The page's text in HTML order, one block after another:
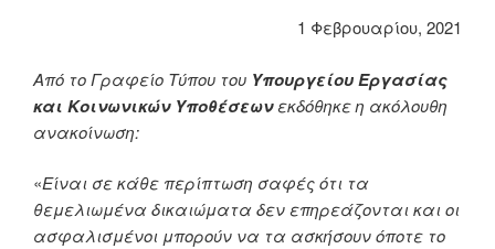
1 Φεβρουαρίου, 2021
Από το Γραφείο Τύπου του Υπουργείου Εργασίας
και Κοινωνικών Υποθέσεωνεκδόθηκε η ακόλουθη
ανακοίνωση:
«Είναι σε κάθε περίπτωση σαφές ότι τα
θεμελιωμένα δικαιώματα δεν επηρεάζονται και οι
ασφαλισμένοι μπορούν να τα ασκήσουν όποτε το